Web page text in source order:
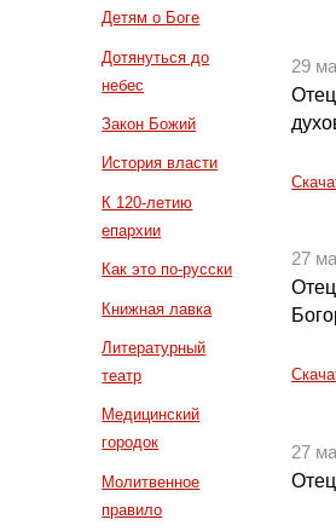
Детям о Боге
Дотянуться до
небес
Закон Божий
История власти
К 120-летию
епархии
Как это по-русски
Книжная лавка
Литературный
театр
Медицинский
городок
Молитвенное
правило
29
27
27